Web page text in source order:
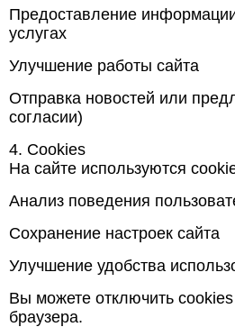
Предоставление
услугах
Улучшение работы сайта
Отправка новостей или
согласии)
4. Cookies
На сайте используются
Анализ поведения
Сохранение настроек сайта
Улучшение удобства
Вы можете отключить cookies
браузера.